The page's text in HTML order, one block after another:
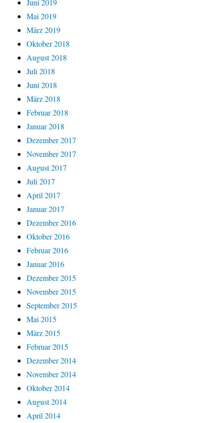
Juni 2019
Mai 2019
März 2019
Oktober 2018
August 2018
Juli 2018
Juni 2018
März 2018
Februar 2018
Januar 2018
Dezember 2017
November 2017
August 2017
Juli 2017
April 2017
Januar 2017
Dezember 2016
Oktober 2016
Februar 2016
Januar 2016
Dezember 2015
November 2015
September 2015
Mai 2015
März 2015
Februar 2015
Dezember 2014
November 2014
Oktober 2014
August 2014
April 2014